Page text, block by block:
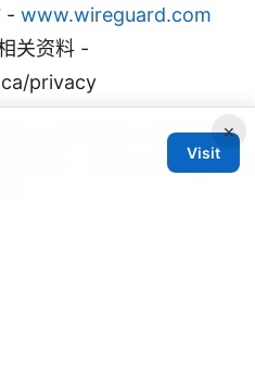
- www.wireguard.com
关资料 -
privacy
拿大使用海鸥VPN的实际
场景，我们可以一起探
×
Visit